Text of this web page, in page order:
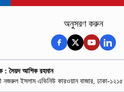
অনুসরণ করুন
: সৈয়দ আশিক রহমান
নজরুল ইসলাম এভিনিউ কারওয়ান বাজার, ঢাকা-১২১৫